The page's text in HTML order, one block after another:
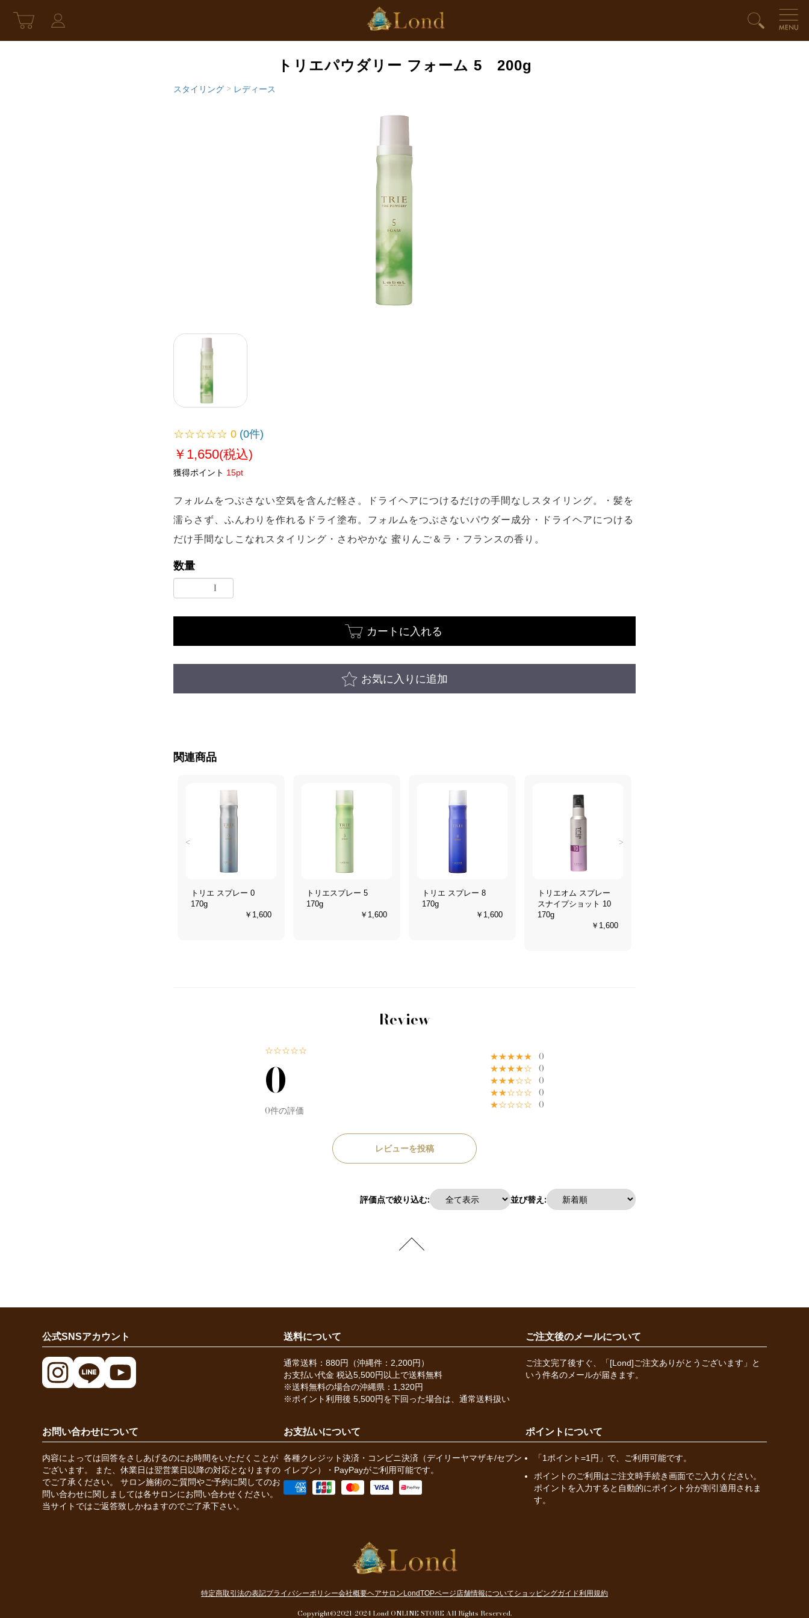
トリエパウダリー フォーム 5 200g
スタイリング > レディース
☆☆☆☆☆ 0 (0件)
￥1,650(税込)
獲得ポイント 15pt
フォルムをつぶさない空気を含んだ軽さ。ドライヘアにつけるだけの手間なしスタイリング。・髪を
濡らさず、ふんわりを作れるドライ塗布。フォルムをつぶさないパウダー成分・ドライヘアにつける
だけ手間なしこなれスタイリング・さわやかな 蜜りんご＆ラ・フランスの香り。
数量
カートに入れる
お気に入りに追加
関連商品
<
トリエ スプレー 0
170g
￥1,600
トリエスプレー 5
170g
￥1,600
トリエ スプレー 8
170g
￥1,600
トリエオム スプレー
スナイプショット 10
170g
￥1,600
>
Review
☆☆☆☆☆
0
0件の評価
★★★★★ 0
★★★★☆ 0
★★★☆☆ 0
★★☆☆☆ 0
★☆☆☆☆ 0
レビューを投稿
評価点で絞り込む: 並び替え:
公式SNSアカウント 送料について
通常送料：880円（沖縄件：2,200円）
お支払い代金 税込5,500円以上で送料無料
※送料無料の場合の沖縄県：1,320円
※ポイント利用後 5,500円を下回った場合は、通常送料扱い
ご注文後のメールについて
ご注文完了後すぐ、「[Lond]ご注文ありがとうございます」と
いう件名のメールが届きます。
お問い合わせについて
内容によっては回答をさしあげるのにお時間をいただくことが
ございます。 また、休業日は翌営業日以降の対応となりますの
でご了承ください。 サロン施術のご質問やご予約に関してのお
問い合わせに関しましては各サロンにお問い合わせください。
当サイトではご返答致しかねますのでご了承下さい。
お支払いについて
各種クレジット決済・コンビニ決済（デイリーヤマザキ/セブン
イレブン）・PayPayがご利用可能です。
ポイントについて
「1ポイント=1円」で、ご利用可能です。
ポイントのご利用はご注文時手続き画面でご入力ください。
ポイントを入力すると自動的にポイント分が割引適用されま
す。
特定商取引法の表記プライバシーポリシー会社概要ヘアサロンLondTOPページ 店舗情報についてショッピングガイド利用規約
Copyright©2021-2024 Lond ONLINE STORE All Rights Reserved.